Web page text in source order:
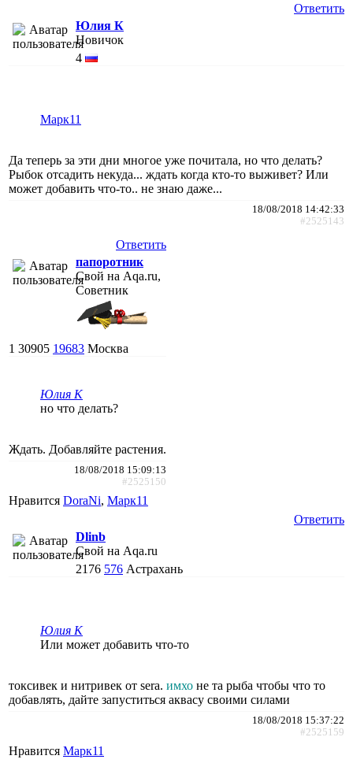
Ответить
Юлия К
Новичок
4
Марк11
Да теперь за эти дни многое уже почитала, но что делать?
Рыбок отсадить некуда... ждать когда кто-то выживет? Или
может добавить что-то.. не знаю даже...
18/08/2018 14:42:33
#2525143
Ответить
папоротник
Свой на Aqa.ru,
Советник
1 30905 19683 Москва
Юлия К
но что делать?
Ждать. Добавляйте растения.
18/08/2018 15:09:13
#2525150
Нравится DoraNi, Марк11
Ответить
Dlinb
Свой на Aqa.ru
2176 576 Астрахань
Юлия К
Или может добавить что-то
токсивек и нитривек от sera. имхо не та рыба чтобы что то
добавлять, дайте запуститься аквасу своими силами
18/08/2018 15:37:22
#2525159
Нравится Марк11